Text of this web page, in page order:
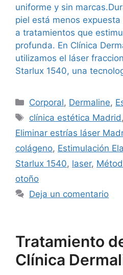
uniforme y sin
piel está menos
a tratamientos que
profunda. En Clínica
utilizamos el láser
Starlux 1540, una
Corporal, Dermaline,
clínica estética Madrid ,
Eliminar estrías láser
colágeno, Estimulación
Starlux 1540, laser,
otoño
Deja un comentario
Tratamiento
Clínica